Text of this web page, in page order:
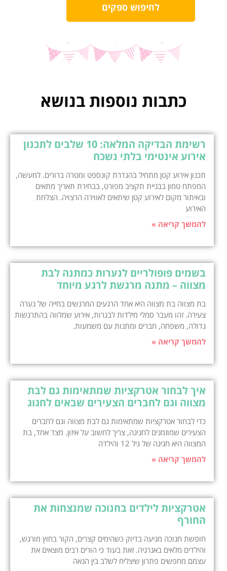
לחיפוש ספקים
כתבות נוספות בנושא
רשימת הבדיקה המלאה: 10 שלבים לתכנון
אירוע אינטימי בלתי נשכח
תכנון אירוע קטן מתחיל בהגדרת קונספט ומטרה ברורים. למעשה,
המפתח טמון בבניית תקציב מפורט, בבחירת תאריך מתאים
ובאיתור מקום לאירוע קטן שיתאים לאווירה הרצויה. הצלחת
האירוע
להמשך קריאה »
בשמים פופולריים לנערות כמתנה לבת
מצווה – מתנה מרגשת לרגע מיוחד
בת מצווה בת מצווה היא אחד הרגעים המרגשים בחייה של נערה
צעירה. זהו מעבר סמלי מילדות לבגרות, אירוע שמלווה בהתרגשות
גדולה, משפחה, חברים ומתנות עם משמעות.
להמשך קריאה »
איך לבחור אטרקציות שמתאימות גם לבת
מצווה וגם לחברים הצעירים שבאים לחגוג
כדי לבחור אטרקציות שמתאימות גם לבת מצווה וגם לחברים
הצעירים שמוזמנים לחגיגה, צריך לחשוב על איזון. מצד אחד, בת
המצווה היא חגיגה של גיל 12 והילדה
להמשך קריאה »
אטרקציות לילדים בחנוכה שמנצחות את
החורף
חופשת חנוכה מגיעה בדיוק כשהימים קצרים, הקור בחוץ מורגש,
והילדים מלאים באנרגיה. זאת בעוד כי הורים רבים מוצאים את
עצמם מחפשים פתרון שיצליח לשלב בין הנאה